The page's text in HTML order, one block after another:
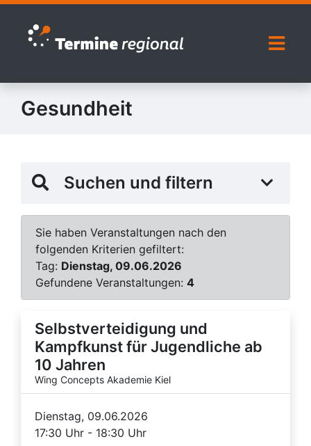
Zur Navigation springen
Zum Inhalt springen
Gesundheit
Suchen und filtern
Sie haben Veranstaltungen nach den
folgenden Kriterien gefiltert:
Tag: Dienstag, 09.06.2026
Gefundene Veranstaltungen: 4
Selbstverteidigung und
Kampfkunst für Jugendliche ab
10 Jahren
Wing Concepts Akademie Kiel
Dienstag, 09.06.2026
17:30 Uhr - 18:30 Uhr